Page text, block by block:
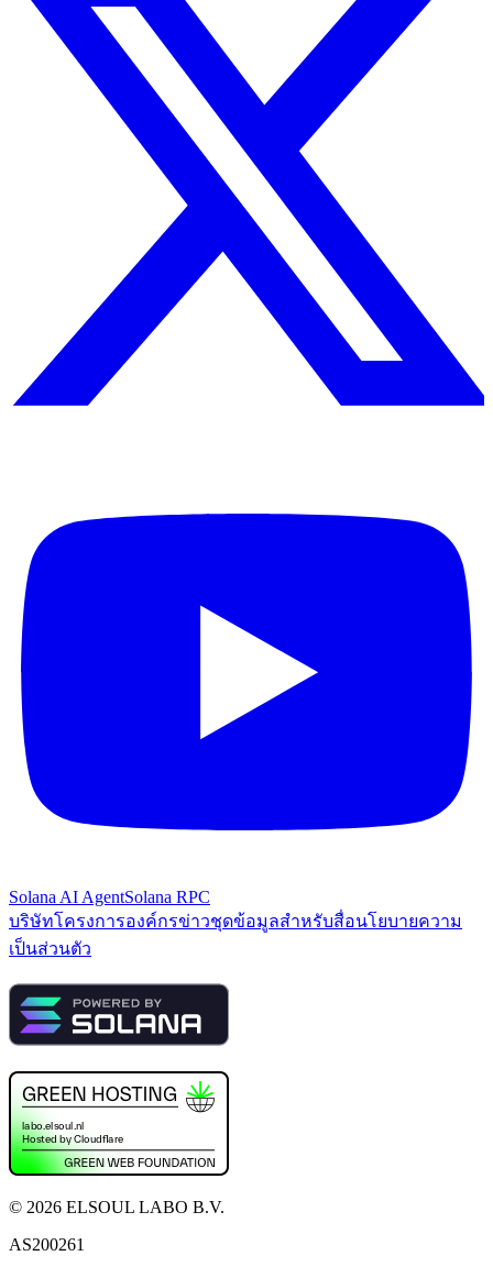
Solana AI AgentSolana RPC
บริษัทโครงการองค์กรข่าวชุดข้อมูลสำหรับสื่อนโยบายความ
เป็นส่วนตัว
© 2026 ELSOUL LABO B.V.
AS200261